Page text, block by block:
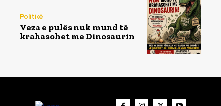
Politikë
Veza e pulës nuk mund të
krahasohet me Dinosaurin